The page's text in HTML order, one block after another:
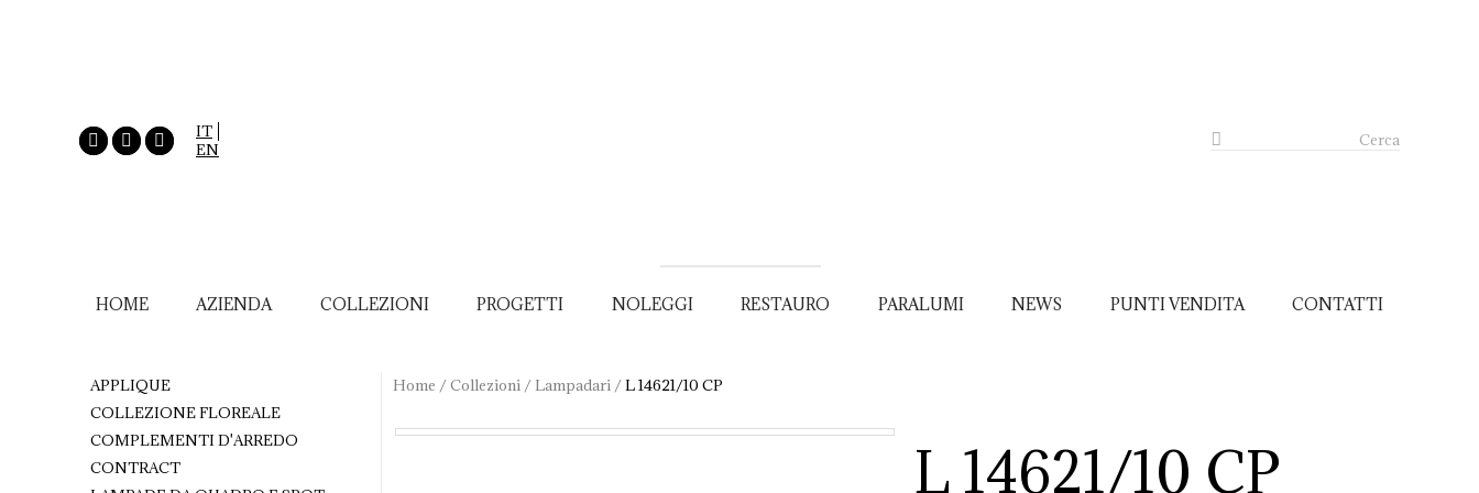
IT
EN
Cerca
HOME AZIENDA COLLEZIONI PROGETTI NOLEGGI RESTAURO PARALUMI NEWS PUNTI VENDITA CONTATTI
Home /Collezioni /Lampadari /L 14621/10 CP
L 14621/10 CP
APPLIQUE
COLLEZIONE FLOREALE
COMPLEMENTI D'ARREDO
CONTRACT